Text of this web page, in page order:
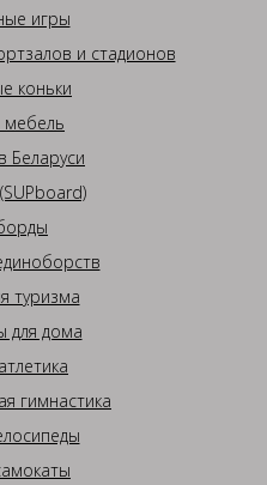
игры
и стадионов
коньки
мебель
Беларуси
туризма
для дома
гимнастика